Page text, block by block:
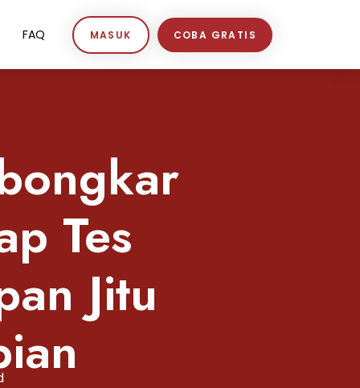
FAQ MASUK COBA GRATIS
Tes
Jitu